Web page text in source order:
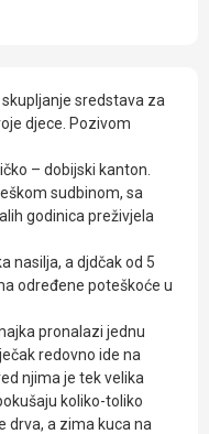
skupljanje sredstava za
djece. Pozivom
– dobijski kanton.
sudbinom, sa
godinica preživjela
nasilja, a djdčak od 5
određene poteškoće u
pronalazi jednu
redovno ide na
njima je tek velika
koliko-toliko
drva, a zima kuca na